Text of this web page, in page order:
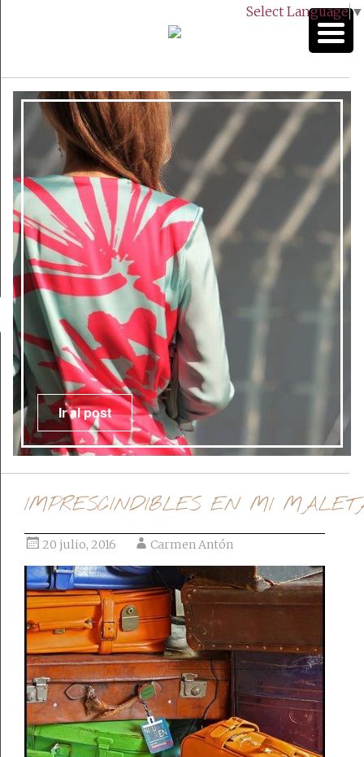
Select Language▼
Ir al post
IMPRESCINDIBLES EN MI
20 julio, 2016 Carmen Antón